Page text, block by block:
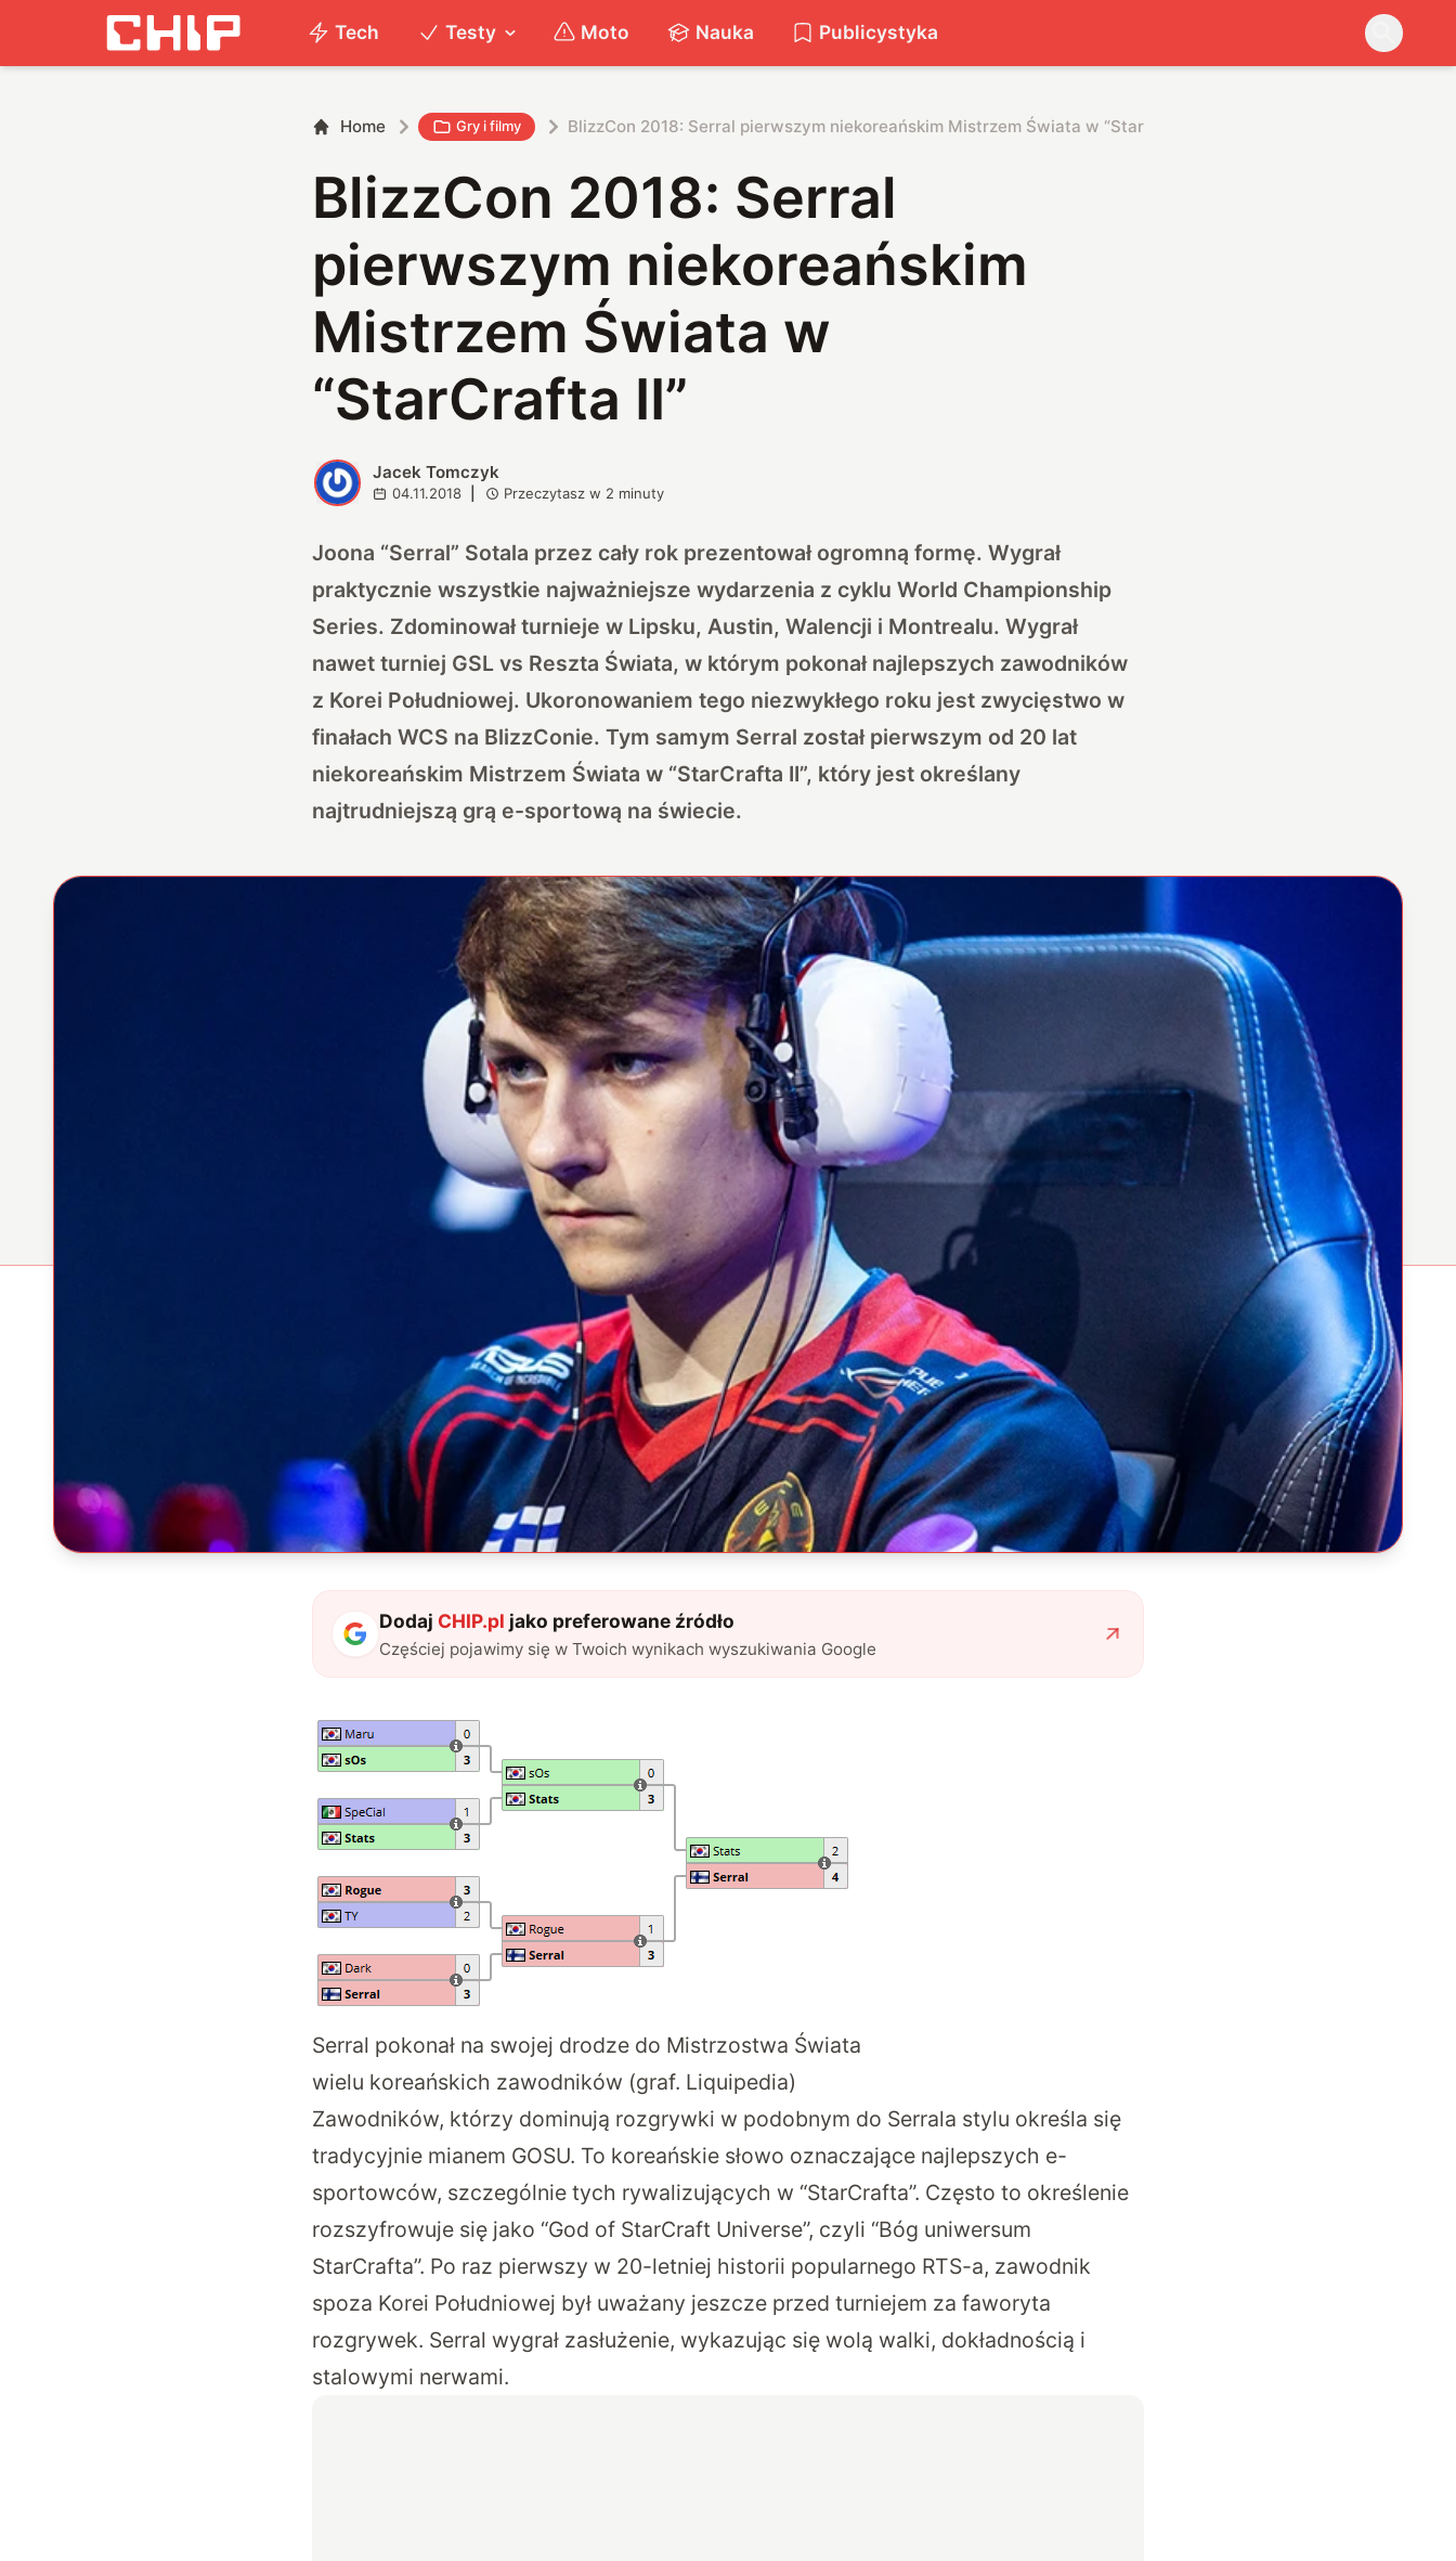
Tech Testy Moto Nauka Publicystyka
Home Gry i filmy BlizzCon 2018: Serral pierwszym niekoreańskim Mistrzem Świata w “StarCrafta II”
BlizzCon 2018: Serral
pierwszym niekoreańskim
Mistrzem Świata w
“StarCrafta II”
J Jacek Tomczyk
04.11.2018 Przeczytasz w 2 minuty
Joona “Serral” Sotala przez cały rok prezentował ogromną formę. Wygrał
praktycznie wszystkie najważniejsze wydarzenia z cyklu World Championship
Series. Zdominował turnieje w Lipsku, Austin, Walencji i Montrealu. Wygrał
nawet turniej GSL vs Reszta Świata, w którym pokonał najlepszych zawodników
z Korei Południowej. Ukoronowaniem tego niezwykłego roku jest zwycięstwo w
finałach WCS na BlizzConie. Tym samym Serral został pierwszym od 20 lat
niekoreańskim Mistrzem Świata w “StarCrafta II”, który jest określany
najtrudniejszą grą e-sportową na świecie.
Dodaj CHIP.pl jako preferowane źródło
Częściej pojawimy się w Twoich wynikach wyszukiwania Google
Serral pokonał na swojej drodze do Mistrzostwa Świata
wielu koreańskich zawodników (graf. Liquipedia)
Zawodników, którzy dominują rozgrywki w podobnym do Serrala stylu określa się
tradycyjnie mianem GOSU. To koreańskie słowo oznaczające najlepszych e-
sportowców, szczególnie tych rywalizujących w “StarCrafta”. Często to określenie
rozszyfrowuje się jako “God of StarCraft Universe”, czyli “Bóg uniwersum
StarCrafta”. Po raz pierwszy w 20-letniej historii popularnego RTS-a, zawodnik
spoza Korei Południowej był uważany jeszcze przed turniejem za faworyta
rozgrywek. Serral wygrał zasłużenie, wykazując się wolą walki, dokładnością i
stalowymi nerwami.